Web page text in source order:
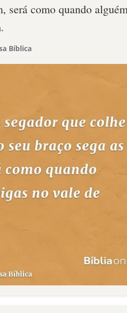
será como quando
Bíblica